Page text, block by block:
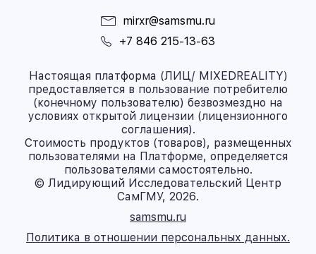
mirxr@samsmu.ru
+7 846 215-13-63
Настоящая платформа (ЛИЦ/ MIXEDREALITY)
предоставляется в пользование потребителю
(конечному пользователю) безвозмездно на
условиях открытой лицензии (лицензионного
соглашения).
Стоимость продуктов (товаров), размещенных
пользователями на Платформе, определяется
пользователями самостоятельно.
© Лидирующий Исследовательский Центр
СамГМУ, 2026.
samsmu.ru
Политика в отношении персональных данных.